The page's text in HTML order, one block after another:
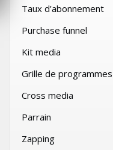
Taux d’abonnement
Purchase funnel
Kit media
Grille de programmes
Cross media
Parrain
Zapping